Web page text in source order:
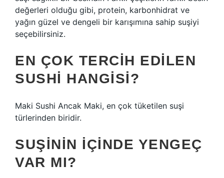
değerleri olduğu gibi, protein, karbonhidrat ve
yağın güzel ve dengeli bir karışımına sahip suşiyi
seçebilirsiniz.
EN ÇOK TERCIH EDILEN
SUSHI HANGISI?
Maki Sushi Ancak Maki, en çok tüketilen suşi
türlerinden biridir.
SUŞININ IÇINDE YENGEÇ
VAR MI?